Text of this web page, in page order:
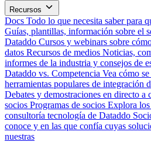
Recursos
Docs Todo lo que necesita saber para
Guías, plantillas, información sobre el
Dataddo Cursos y webinars sobre
datos Recursos de medios Noticias,
informes de la industria y consejos de
Dataddo vs. Competencia Vea cómo
herramientas populares de integración
Debates y demostraciones en directo a
socios Programas de socios Explora los
consultoría tecnología de Dataddo
conoce y en las que confía cuyas
nuestras